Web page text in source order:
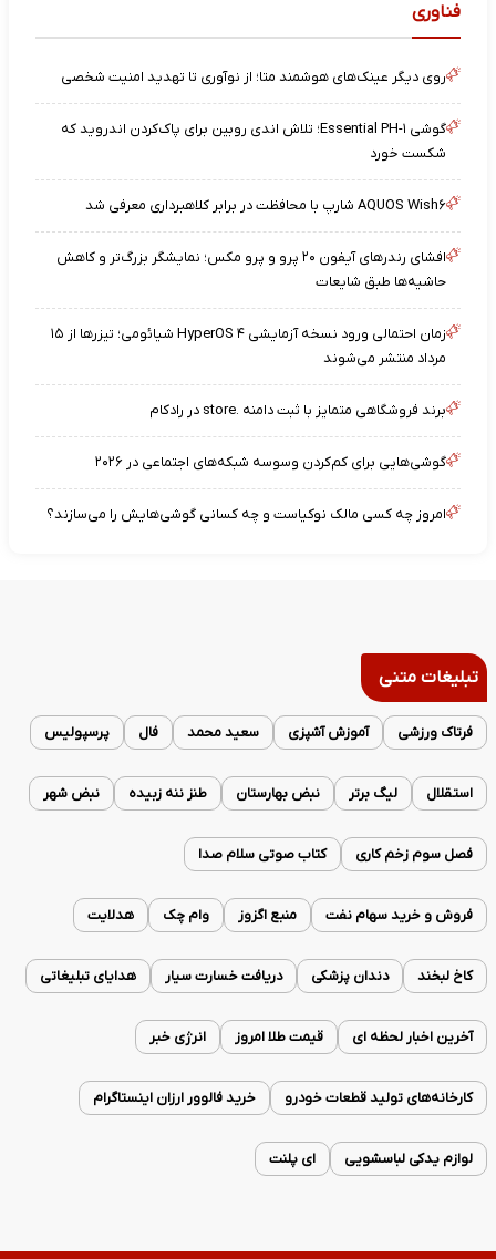
فناوری
روی دیگر عینک‌های هوشمند متا؛ از نوآوری تا تهدید امنیت شخصی
گوشی Essential PH-۱؛ تلاش اندی روبین برای پاک‌کردن اندروید که
شکست خورد
AQUOS Wish۶ شارپ با محافظت در برابر کلاهبرداری معرفی شد
افشای رندرهای آیفون ۲۰ پرو و پرو مکس؛ نمایشگر بزرگ‌تر و کاهش
حاشیه‌ها طبق شایعات
زمان احتمالی ورود نسخه آزمایشی HyperOS ۴ شیائومی؛ تیزرها از ۱۵
مرداد منتشر می‌شوند
برند فروشگاهی متمایز با ثبت دامنه .store در رادکام
گوشی‌هایی برای کم‌کردن وسوسه شبکه‌های اجتماعی در ۲۰۲۶
امروز چه کسی مالک نوکیاست و چه کسانی گوشی‌هایش را می‌سازند؟
تبلیغات متنی
فرتاک ورزشی آموزش آشپزی سعید محمد فال پرسپولیس
استقلال لیگ برتر نبض بهارستان طنز ننه زبیده نبض شهر
فصل سوم زخم کاری کتاب صوتی سلام صدا
فروش و خرید سهام نفت منبع اگزوز وام چک هدلایت
کاخ لبخند دندان پزشکی دریافت خسارت سیار هدایای تبلیغاتی
آخرین اخبار لحظه ای قیمت طلا امروز انرژی خبر
کارخانه‌های تولید قطعات خودرو خرید فالوور ارزان اینستاگرام
لوازم یدکی لباسشویی ای پلنت